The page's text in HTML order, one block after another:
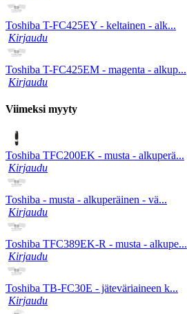
Toshiba T-FC425EY - keltainen - alk...
Kirjaudu
Toshiba T-FC425EM - magenta - alkup...
Kirjaudu
Viimeksi myyty
Toshiba TFC200EK - musta - alkuperä...
Kirjaudu
Toshiba - musta - alkuperäinen - vä...
Kirjaudu
Toshiba TFC389EK-R - musta - alkupe...
Kirjaudu
Toshiba TB-FC30E - jäteväriaineen k...
Kirjaudu